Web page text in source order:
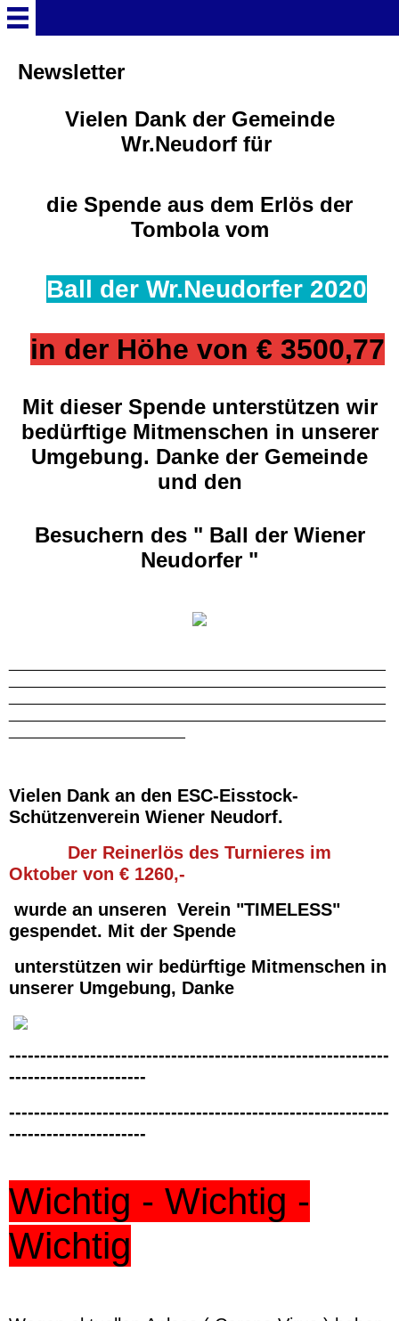
Willkommen
Newsletter (23)
Spendenaufruf
(2)
Timeless Night 2018
(462920)
Impressum
Newsletter
Vielen Dank der Gemeinde
Wr.Neudorf für
die Spende aus dem Erlös der
Tombola vom
Ball der Wr.Neudorfer 2020
in der Höhe von € 3500,77
Mit dieser Spende unterstützen wir
bedürftige Mitmenschen in unserer
Umgebung. Danke der Gemeinde
und den
Besuchern des " Ball der Wiener
Neudorfer "
Vielen Dank an den ESC-Eisstock-
Schützenverein Wiener Neudorf.
Der Reinerlös des Turnieres im
Oktober von € 1260,-
wurde an unseren Verein "TIMELESS"
gespendet. Mit der Spende
unterstützen wir bedürftige Mitmenschen in
unserer Umgebung, Danke
-------------------------------------------------------------
----------------------
-------------------------------------------------------------
----------------------
Wichtig - Wichtig -
Wichtig